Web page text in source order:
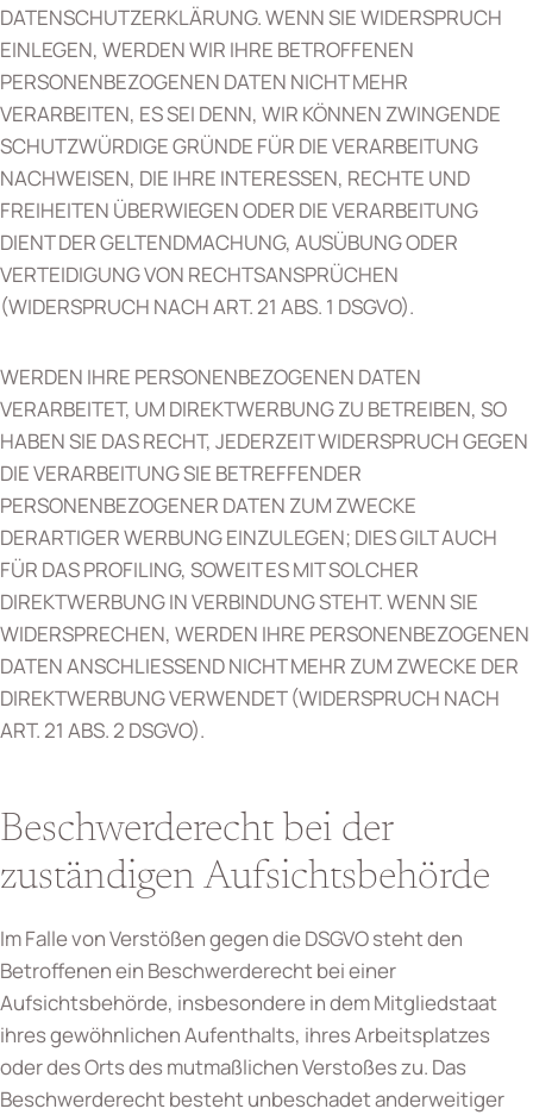
DATENSCHUTZERKLÄRUNG. WENN SIE WIDERSPRUCH
EINLEGEN, WERDEN WIR IHRE BETROFFENEN
PERSONENBEZOGENEN DATEN NICHT MEHR
VERARBEITEN, ES SEI DENN, WIR KÖNNEN ZWINGENDE
SCHUTZWÜRDIGE GRÜNDE FÜR DIE VERARBEITUNG
NACHWEISEN, DIE IHRE INTERESSEN, RECHTE UND
FREIHEITEN ÜBERWIEGEN ODER DIE VERARBEITUNG
DIENT DER GELTENDMACHUNG, AUSÜBUNG ODER
VERTEIDIGUNG VON RECHTSANSPRÜCHEN
(WIDERSPRUCH NACH ART. 21 ABS. 1 DSGVO).
WERDEN IHRE PERSONENBEZOGENEN DATEN
VERARBEITET, UM DIREKTWERBUNG ZU BETREIBEN, SO
HABEN SIE DAS RECHT, JEDERZEIT WIDERSPRUCH GEGEN
DIE VERARBEITUNG SIE BETREFFENDER
PERSONENBEZOGENER DATEN ZUM ZWECKE
DERARTIGER WERBUNG EINZULEGEN; DIES GILT AUCH
FÜR DAS PROFILING, SOWEIT ES MIT SOLCHER
DIREKTWERBUNG IN VERBINDUNG STEHT. WENN SIE
WIDERSPRECHEN, WERDEN IHRE PERSONENBEZOGENEN
DATEN ANSCHLIESSEND NICHT MEHR ZUM ZWECKE DER
DIREKTWERBUNG VERWENDET (WIDERSPRUCH NACH
ART. 21 ABS. 2 DSGVO).
Beschwerde­recht bei der
zuständigen Aufsichts­behörde
Im Falle von Verstößen gegen die DSGVO steht den
Betroffenen ein Beschwerderecht bei einer
Aufsichtsbehörde, insbesondere in dem Mitgliedstaat
ihres gewöhnlichen Aufenthalts, ihres Arbeitsplatzes
oder des Orts des mutmaßlichen Verstoßes zu. Das
Beschwerderecht besteht unbeschadet anderweitiger